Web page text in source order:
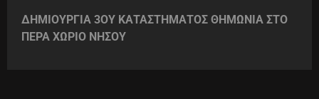
ΔΗΜΙΟΥΡΓΙΑ 3ΟΥ ΚΑΤΑΣΤΗΜΑΤΟΣ ΘΗΜΩΝΙΑ ΣΤΟ
ΠΕΡΑ ΧΩΡΙΟ ΝΗΣΟΥ